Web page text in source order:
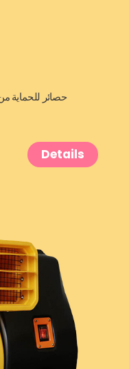
حصائر للحماية من
Details